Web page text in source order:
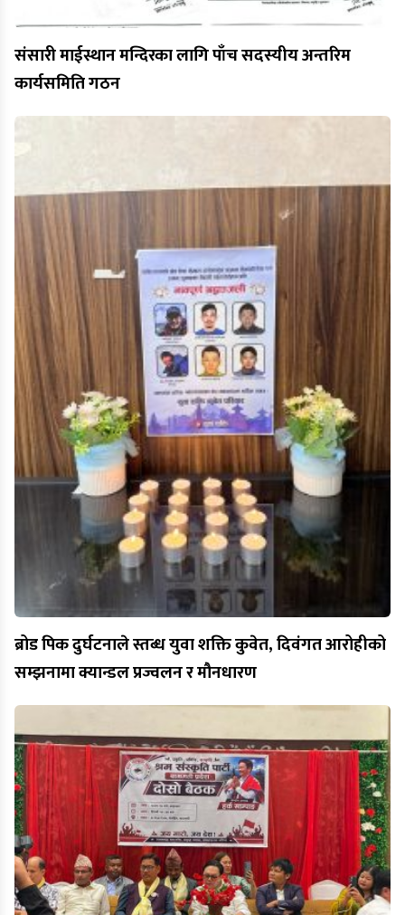
संसारी माईस्थान मन्दिरका लागि पाँच सदस्यीय अन्तरिम
कार्यसमिति गठन
ब्रोड पिक दुर्घटनाले स्तब्ध युवा शक्ति कुवेत, दिवंगत आरोहीको
सम्झनामा क्यान्डल प्रज्वलन र मौनधारण